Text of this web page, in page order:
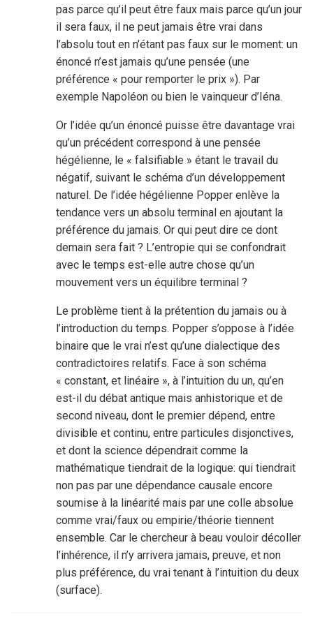
pas parce qu’il peut être faux mais parce qu’un jour
il sera faux, il ne peut jamais être vrai dans
l’absolu tout en n’étant pas faux sur le moment: un
énoncé n’est jamais qu’une pensée (une
préférence « pour remporter le prix »). Par
exemple Napoléon ou bien le vainqueur d’Iéna.
Or l’idée qu’un énoncé puisse être davantage vrai
qu’un précédent correspond à une pensée
hégélienne, le « falsifiable » étant le travail du
négatif, suivant le schéma d’un développement
naturel. De l’idée hégélienne Popper enlève la
tendance vers un absolu terminal en ajoutant la
préférence du jamais. Or qui peut dire ce dont
demain sera fait ? L’entropie qui se confondrait
avec le temps est-elle autre chose qu’un
mouvement vers un équilibre terminal ?
Le problème tient à la prétention du jamais ou à
l’introduction du temps. Popper s’oppose à l’idée
binaire que le vrai n’est qu’une dialectique des
contradictoires relatifs. Face à son schéma
« constant, et linéaire », à l’intuition du un, qu’en
est-il du débat antique mais anhistorique et de
second niveau, dont le premier dépend, entre
divisible et continu, entre particules disjonctives,
et dont la science dépendrait comme la
mathématique tiendrait de la logique: qui tiendrait
non pas par une dépendance causale encore
soumise à la linéarité mais par une colle absolue
comme vrai/faux ou empirie/théorie tiennent
ensemble. Car le chercheur à beau vouloir décoller
l’inhérence, il n’y arrivera jamais, preuve, et non
plus préférence, du vrai tenant à l’intuition du deux
(surface).